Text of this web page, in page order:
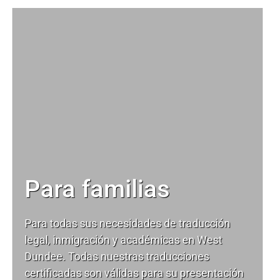
Para familias
Para todas sus necesidades detraducción
legal, inmigración y académicas en West
Dundee. Todas nuestras traducciones
certificadas son válidas para su presentación